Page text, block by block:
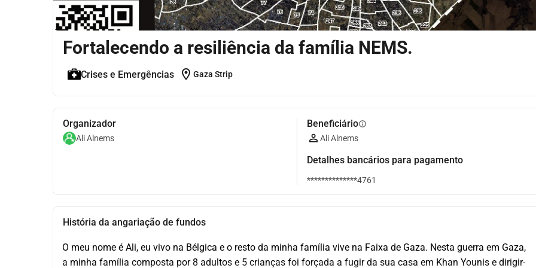
Fortalecendo a resiliência da família NEMS.
Crises e Emergências location_on Gaza Strip
Organizador
Ali Alnems
Beneficiárioinfo
Ali Alnems
Detalhes bancários para pagamento
**************4761
História da angariação de fundos
O meu nome é Ali, eu vivo na Bélgica e o resto da minha família vive na Faixa de Gaza. Nesta guerra em Gaza,
a minha família composta por 8 adultos e 5 crianças foi forçada a fugir da sua casa em Khan Younis e dirigir-